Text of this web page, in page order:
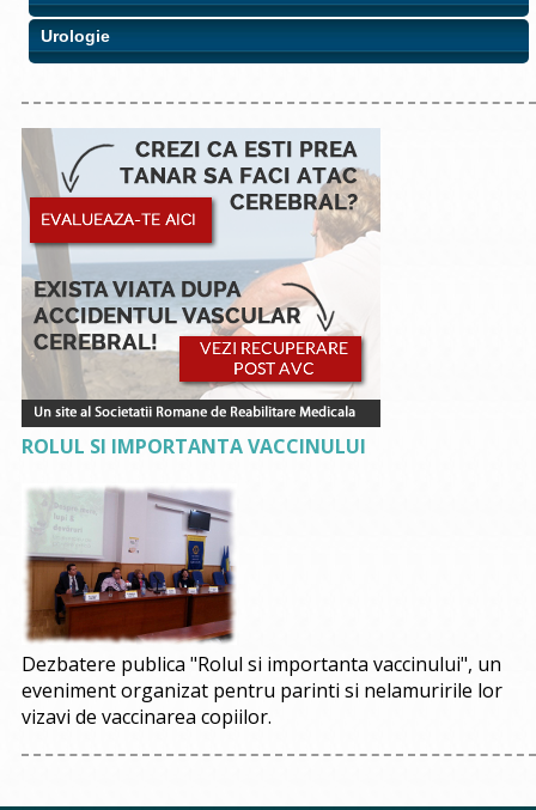
Urologie
ROLUL SI IMPORTANTA VACCINULUI
Dezbatere publica "Rolul si importanta vaccinului", un
eveniment organizat pentru parinti si nelamuririle lor
vizavi de vaccinarea copiilor.